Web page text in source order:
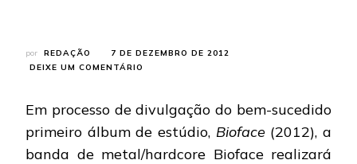
por REDAÇÃO
7 DE DEZEMBRO DE 2012
DEIXE UM COMENTÁRIO
GRATUITO
SÃO
CAETANO
Em processo de divulgação do bem-sucedido
primeiro álbum de estúdio, Bioface (2012), a
banda de metal/hardcore Bioface realizará